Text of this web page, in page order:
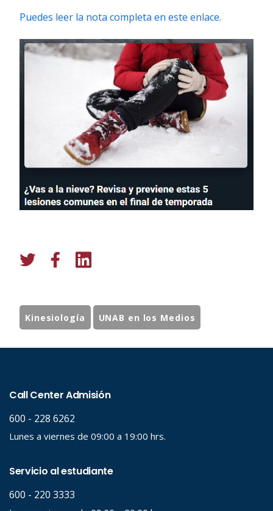
Puedes leer la nota completa en este enlace.
Kinesiología UNAB en los Medios